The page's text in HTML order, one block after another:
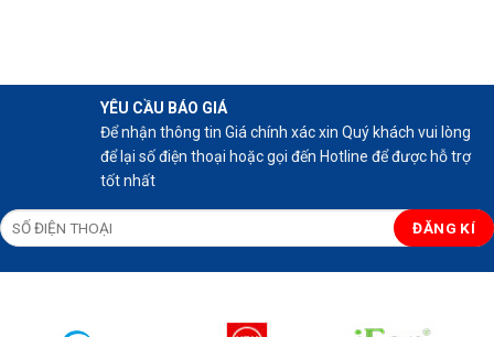
YÊU CẦU BÁO GIÁ
Để nhận thông tin Giá chính xác xin Quý khách vui lòng
để lại số điện thoại hoặc gọi đến Hotline để được hỗ trợ
tốt nhất